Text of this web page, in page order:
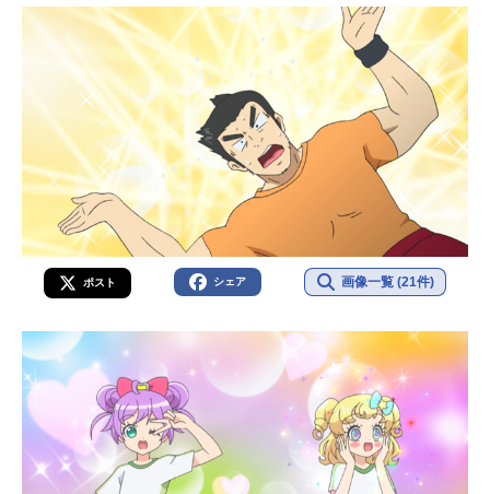
ポスト シェア 画像一覧 (21件)